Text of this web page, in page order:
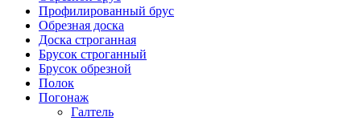
Профилированный брус
Обрезная доска
Доска строганная
Брусок строганный
Брусок обрезной
Полок
Погонаж
Галтель